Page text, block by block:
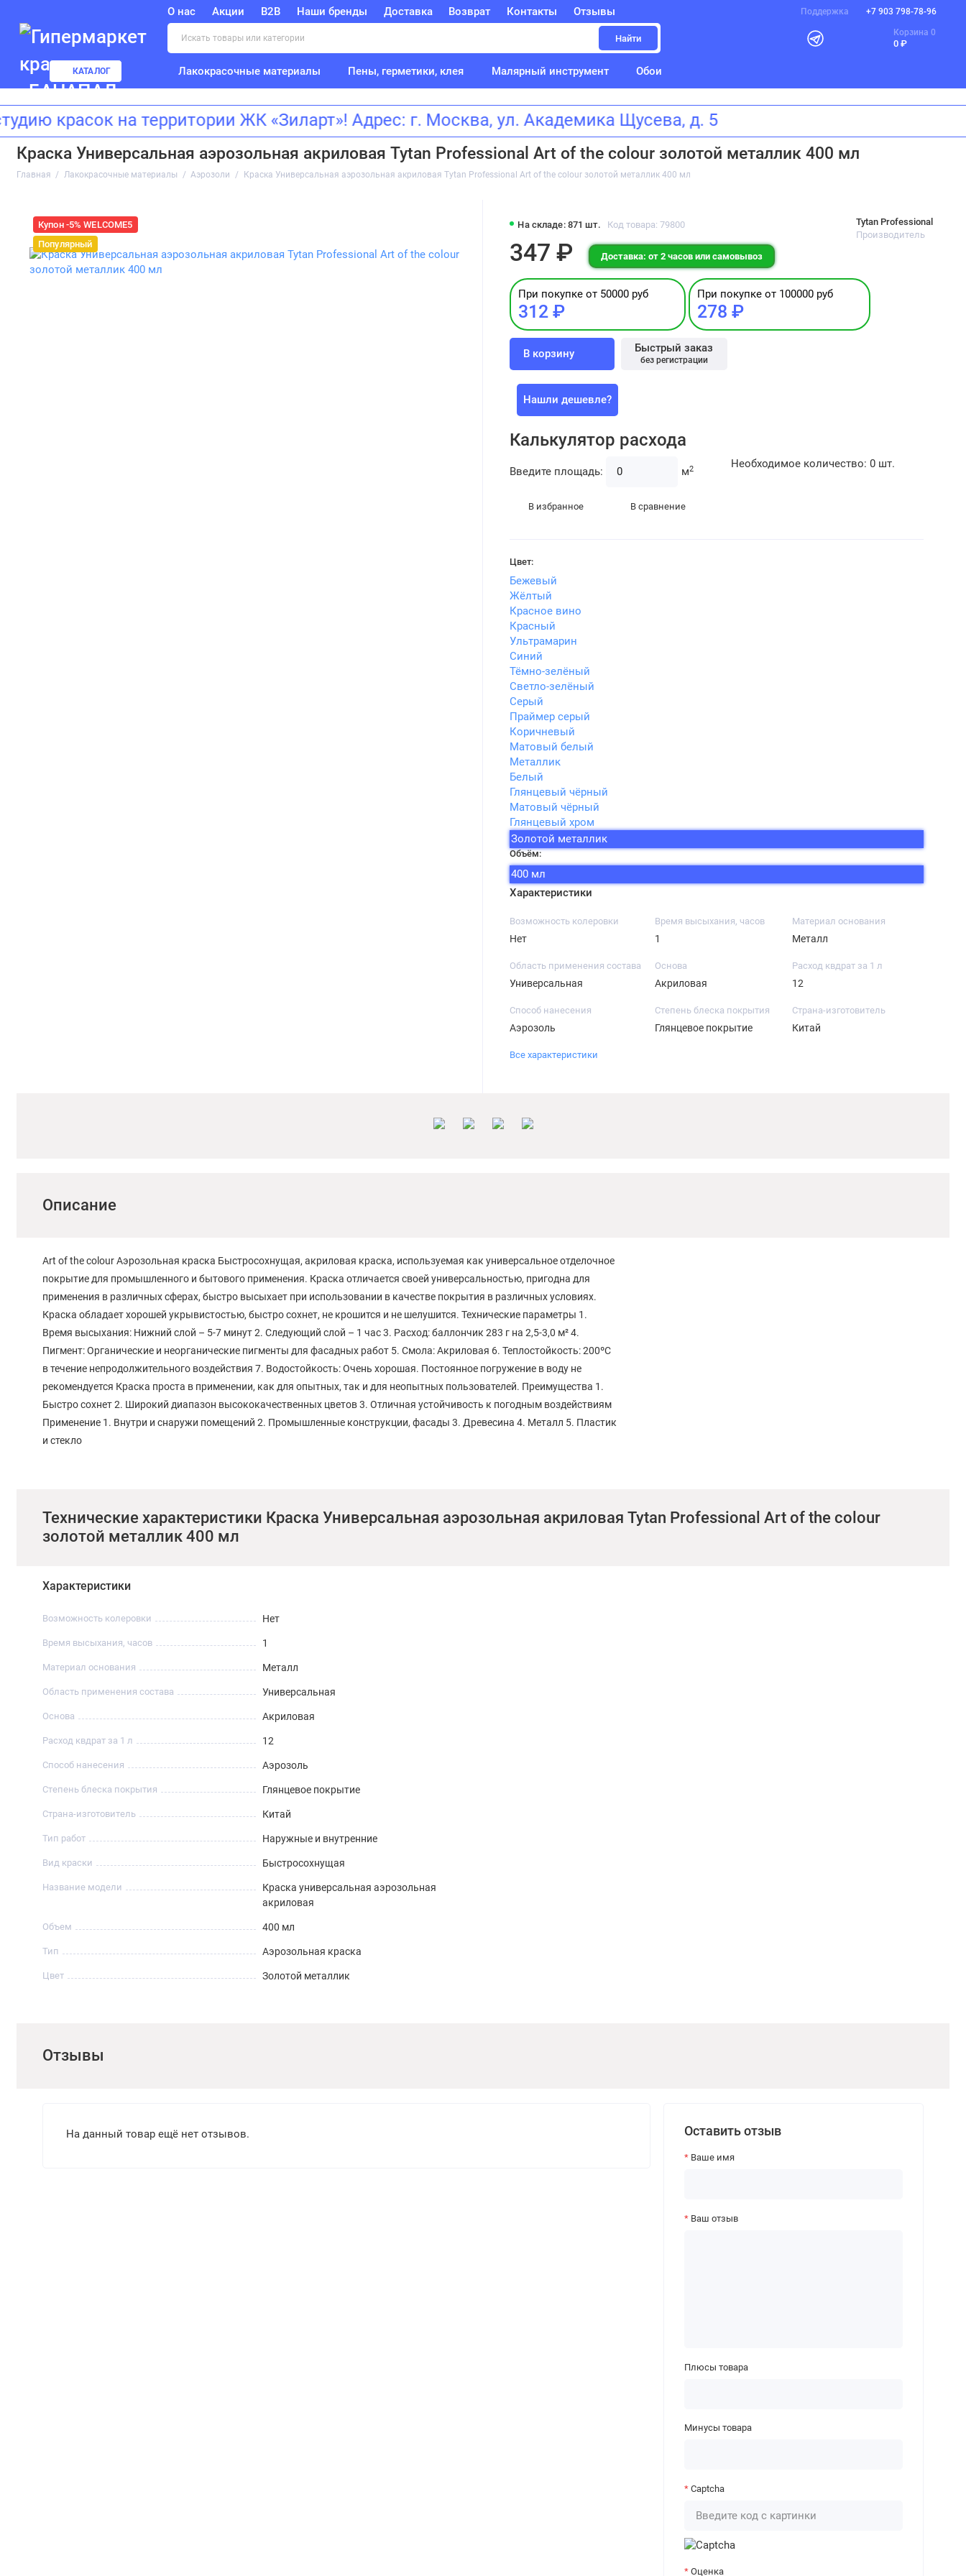
О нас Акции B2B Наши бренды Доставка Возврат Контакты Отзывы Поддержка +7 903 798-78-96
Найти
Корзина 0
0 ₽
КАТАЛОГ Лакокрасочные материалы Пены, герметики, клея Малярный инструмент Обои
красок на территории ЖК «Зиларт»! Адрес: г. Москва, ул. Академика Щусева, д. 5
Краска Универсальная аэрозольная акриловая Tytan Professional Art of the colour золотой металлик 400 мл
Главная Лакокрасочные материалы Аэрозоли Краска Универсальная аэрозольная акриловая Tytan Professional Art of the colour золотой металлик 400 мл
Купон -5% WELCOME5
Популярный
На складе: 871 шт. Код товара: 79800
Tytan Professional
Производитель
347 ₽ Доставка: от 2 часов или самовывоз
При покупке от 50000 руб
312 ₽
При покупке от 100000 руб
278 ₽
В корзину Быстрый заказ
без регистрации
Нашли дешевле?
Калькулятор расхода
Введите площадь: м2 Необходимое количество: 0шт.
В избранное В сравнение
Цвет:
Бежевый
Жёлтый
Красное вино
Красный
Ультрамарин
Синий
Тёмно-зелёный
Светло-зелёный
Серый
Праймер серый
Коричневый
Матовый белый
Металлик
Белый
Глянцевый чёрный
Матовый чёрный
Глянцевый хром
Золотой металлик
Объём:
400 мл
Характеристики
Возможность колеровки
Нет
Время высыхания, часов
1
Материал основания
Металл
Область применения состава
Универсальная
Основа
Акриловая
Расход квдрат за 1 л
12
Способ нанесения
Аэрозоль
Степень блеска покрытия
Глянцевое покрытие
Страна-изготовитель
Китай
Все характеристики
Описание
Art of the colour Аэрозольная краска Быстросохнущая, акриловая краска, используемая как универсальное отделочное
покрытие для промышленного и бытового применения. Краска отличается своей универсальностью, пригодна для
применения в различных сферах, быстро высыхает при использовании в качестве покрытия в различных условиях.
Краска обладает хорошей укрывистостью, быстро сохнет, не крошится и не шелушится. Технические параметры 1.
Время высыхания: Нижний слой – 5-7 минут 2. Следующий слой – 1 час 3. Расход: баллончик 283 г на 2,5-3,0 м² 4.
Пигмент: Органические и неорганические пигменты для фасадных работ 5. Смола: Акриловая 6. Теплостойкость: 200ºC
в течение непродолжительного воздействия 7. Водостойкость: Очень хорошая. Постоянное погружение в воду не
рекомендуется Краска проста в применении, как для опытных, так и для неопытных пользователей. Преимущества 1.
Быстро сохнет 2. Широкий диапазон высококачественных цветов 3. Отличная устойчивость к погодным воздействиям
Применение 1. Внутри и снаружи помещений 2. Промышленные конструкции, фасады 3. Древесина 4. Металл 5. Пластик
и стекло
Технические характеристики Краска Универсальная аэрозольная акриловая Tytan Professional Art of the colour
золотой металлик 400 мл
Характеристики
Возможность колеровки Нет
Время высыхания, часов 1
Материал основания Металл
Область применения состава Универсальная
Основа Акриловая
Расход квдрат за 1 л 12
Способ нанесения Аэрозоль
Степень блеска покрытия Глянцевое покрытие
Страна-изготовитель Китай
Тип работ Наружные и внутренние
Вид краски Быстросохнущая
Название модели
Краска универсальная аэрозольная
акриловая
Объем 400 мл
Тип Аэрозольная краска
Цвет Золотой металлик
Отзывы
На данный товар ещё нет отзывов. Оставить отзыв
Ваше имя
Ваш отзыв
Плюсы товара
Минусы товара
Captcha
Оценка